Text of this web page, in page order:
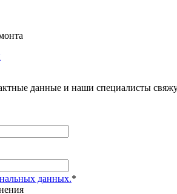
данные и наши специалисты
данных.*